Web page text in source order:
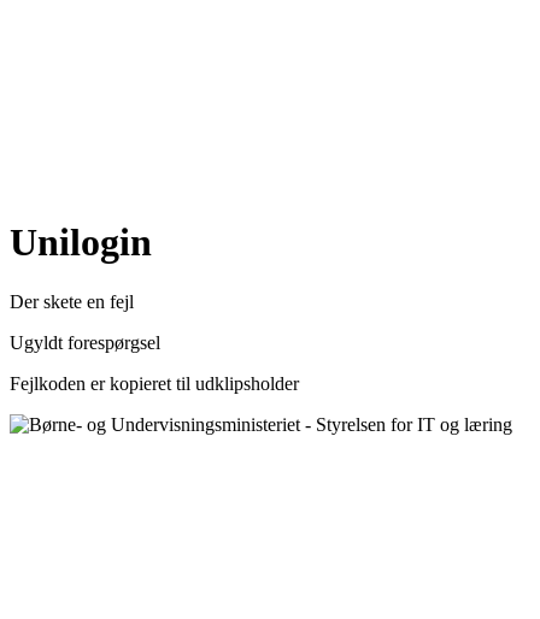
Unilogin
Der skete en fejl
Ugyldt forespørgsel
Fejlkoden er kopieret til udklipsholder